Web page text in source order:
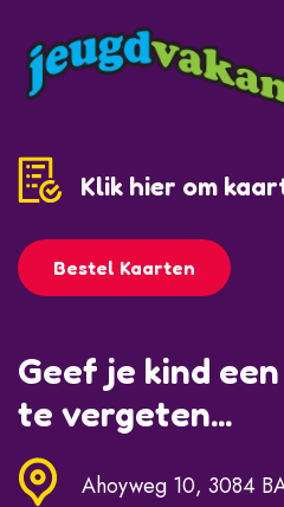
Klik hier om
Bestel Kaarten
Geef je kind
te vergeten...
Ahoyweg 10, 3084